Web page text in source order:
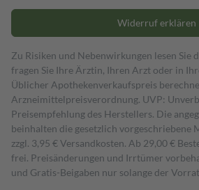
Widerruf erklären
Zu Risiken und Nebenwirkungen lesen Sie
fragen Sie Ihre Ärztin, Ihren Arzt oder in
Üblicher Apothekenverkaufspreis
Arzneimittelpreisverordnung. UVP:
Preisempfehlung des Herstellers. Die
beinhalten die gesetzlich vorgeschriebene
zzgl. 3,95 € Versandkosten. Ab 29,00 €
frei. Preisänderungen und Irrtümer
und Gratis-Beigaben nur solange der